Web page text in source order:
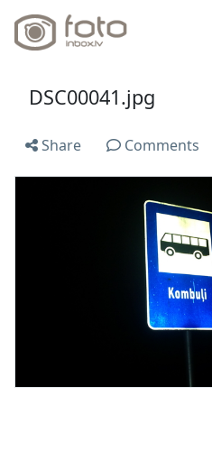
DSC00041.jpg
Share Comments